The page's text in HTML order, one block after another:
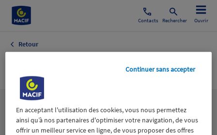
Contacts Rechercher Ouvrir
Retour
Lesthématiques
En acceptant l'utilisation des cookies, vous nous permettez
ainsi qu’à nos partenaires d'optimiser votre navigation, de vous
offrir un meilleur service en ligne, de vous proposer des offres
Continuer sans accepter